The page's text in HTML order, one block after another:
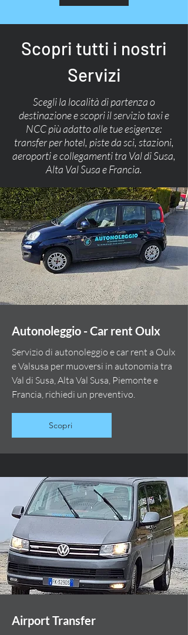
Scopri tutti i nostri
Servizi
Scegli la località di partenza o
destinazione e scopri il servizio taxi e
NCC più adatto alle tue esigenze:
transfer per hotel, piste da sci, stazioni,
aeroporti e collegamenti tra Val di Susa,
Alta Val Susa e Francia.
Autonoleggio - Car rent Oulx
Servizio di autonoleggio e car rent a Oulx
e Valsusa per muoversi in autonomia tra
Val di Susa, Alta Val Susa, Piemonte e
Francia, richiedi un preventivo.
Scopri
Airport Transfer